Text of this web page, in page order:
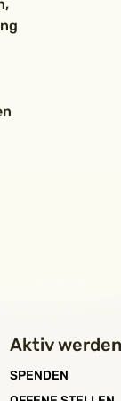
Aktiv werden
SPENDEN